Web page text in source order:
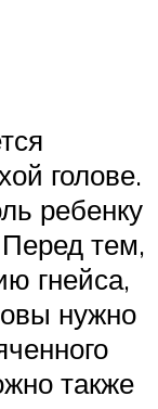
голове.
ребенку
тем,
гнейса,
нужно
также